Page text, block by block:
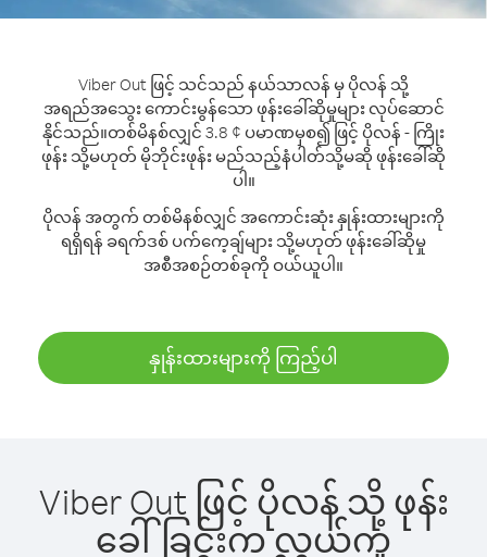
Viber Out ဖြင့် သင်သည် နယ်သာလန် မှ ပိုလန် သို့
အရည်အသွေး ကောင်းမွန်သော ဖုန်းခေါ်ဆိုမှုများ လုပ်ဆောင်
နိုင်သည်။တစ်မိနစ်လျှင် 3.8 ¢ ပမာဏမှစ၍ ဖြင့် ပိုလန် - ကြိုး
ဖုန်း သို့မဟုတ် မိုဘိုင်းဖုန်း မည်သည့်နံပါတ်သို့မဆို ဖုန်းခေါ်ဆို
ပါ။
ပိုလန် အတွက် တစ်မိနစ်လျှင် အကောင်းဆုံး နှုန်းထားများကို
ရရှိရန် ခရက်ဒစ် ပက်ကေ့ချ်များ သို့မဟုတ် ဖုန်းခေါ်ဆိုမှု
အစီအစဉ်တစ်ခုကို ဝယ်ယူပါ။
နှုန်းထားများကို ကြည့်ပါ
Viber Out ဖြင့် ပိုလန် သို့ ဖုန်း
ခေါ်ခြင်းက လွယ်ကူ